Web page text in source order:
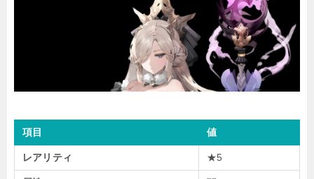
項目 値
レアリティ ★5